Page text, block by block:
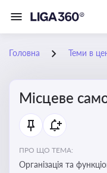
Головна Теми в
Місцеве
ПРО ЩО ТЕМА:
Організація та